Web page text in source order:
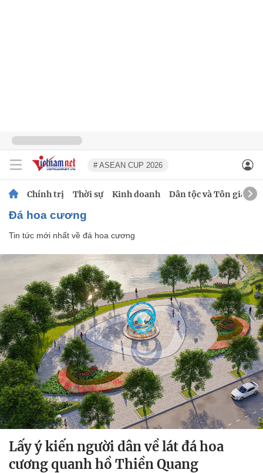
# ASEAN CUP 2026
Chính trị Thời sự Kinh doanh Dân tộc và Tôn giáo
đá hoa cương
Tin tức mới nhất về đá hoa cương
Lấy ý kiến người dân về lát đá hoa
cương quanh hồ Thiền Quang